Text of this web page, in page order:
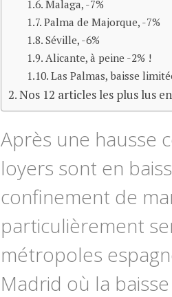
Malaga, -7%
Palma de Majorque, -7%
Séville, -6%
Alicante, à peine -2% !
Las Palmas, baisse
Nos 12 articles les plus lus
Après une hausse
loyers sont en
confinement de
particulièrement
métropoles
Madrid où la